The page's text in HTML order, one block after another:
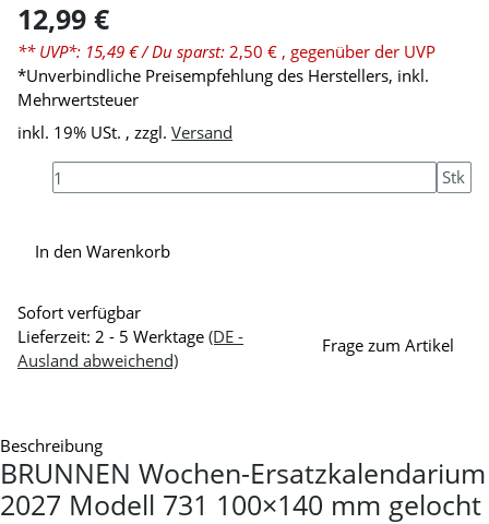
12,99 €
** UVP*: 15,49 € / Du sparst: 2,50 € , gegenüber der UVP
*Unverbindliche Preisempfehlung des Herstellers, inkl.
Mehrwertsteuer
inkl. 19% USt. , zzgl. Versand
Stk
In den Warenkorb
Sofort verfügbar
Lieferzeit: 2 - 5 Werktage (DE -
Ausland abweichend)
Frage zum Artikel
Beschreibung
BRUNNEN Wochen-Ersatzkalendarium
2027 Modell 731 100×140 mm gelocht